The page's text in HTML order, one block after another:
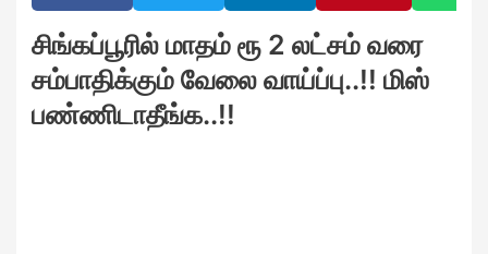
சிங்கப்பூரில் மாதம் ரூ 2 லட்சம் வரை
சம்பாதிக்கும் வேலை வாய்ப்பு..!! மிஸ்
பண்ணிடாதீங்க..!!